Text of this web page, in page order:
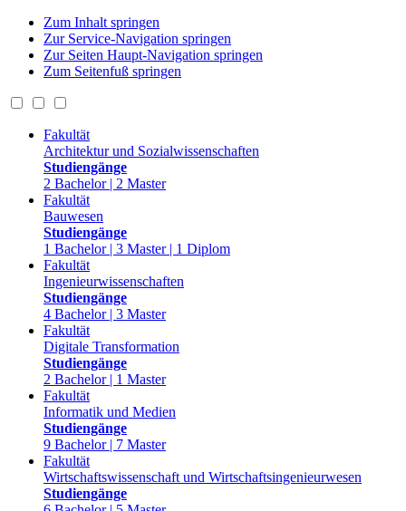
Zum Inhalt springen
Zur Service-Navigation springen
Zur Seiten Haupt-Navigation springen
Zum Seitenfuß springen
Fakultät
Architektur und Sozialwissenschaften
Studiengänge
2 Bachelor | 2 Master
Fakultät
Bauwesen
Studiengänge
1 Bachelor | 3 Master | 1 Diplom
Fakultät
Ingenieurwissenschaften
Studiengänge
4 Bachelor | 3 Master
Fakultät
Digitale Transformation
Studiengänge
2 Bachelor | 1 Master
Fakultät
Informatik und Medien
Studiengänge
9 Bachelor | 7 Master
Fakultät
Wirtschaftswissenschaft und Wirtschaftsingenieurwesen
Studiengänge